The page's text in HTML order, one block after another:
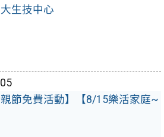
生技中心
親節免費活動】【8/15樂活家庭~